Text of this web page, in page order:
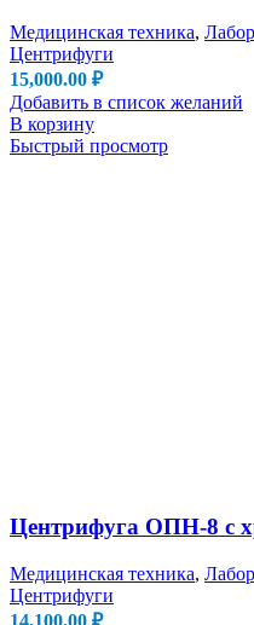
Медицинская техника,
Центрифуги
15,000.00 ₽
Добавить в список желаний
В корзину
Быстрый просмотр
Центрифуга ОПН-8 с
Медицинская техника,
Центрифуги
14,100.00 ₽